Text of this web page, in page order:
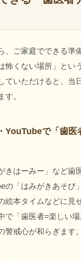
、ご家庭でできる準
怖くない場所」とい
ていただけると、当
す。
YouTubeで「歯医
きはーみー」など歯
の「はみがきあそび
絵本タイムなどに見
で「歯医者=楽しい
警戒心が和らぎます。